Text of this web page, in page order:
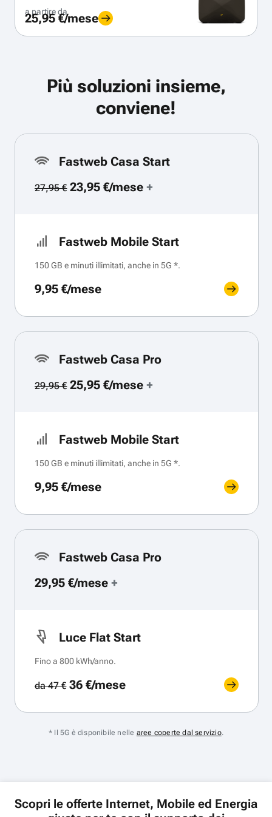
a partire da
25,95 €/mese
Più soluzioni insieme,
conviene!
Fastweb Casa Start
27,95 €23,95 €/mese+
Fastweb Mobile Start
150 GB e minuti illimitati, anche in 5G *.
9,95 €/mese
Fastweb Casa Pro
29,95 €25,95 €/mese+
Fastweb Mobile Start
150 GB e minuti illimitati, anche in 5G *.
9,95 €/mese
Fastweb Casa Pro
29,95 €/mese +
Luce Flat Start
Fino a 800 kWh/anno.
da 47 €36 €/mese
* Il 5G è disponibile nelle aree coperte dal servizio.
Scopri le offerte Internet, Mobile ed Energia